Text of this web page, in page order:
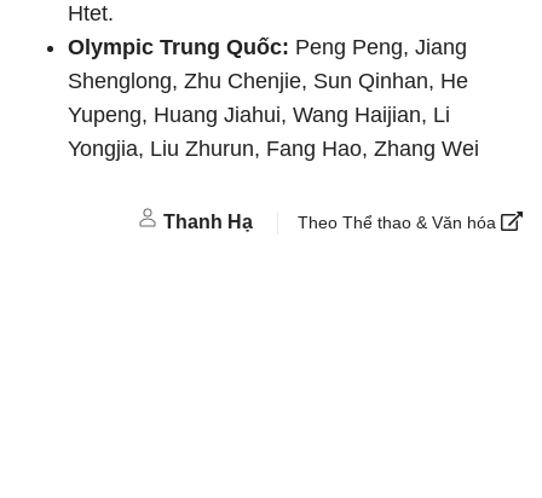
Htet.
Olympic Trung Quốc: Peng Peng, Jiang
Shenglong, Zhu Chenjie, Sun Qinhan, He
Yupeng, Huang Jiahui, Wang Haijian, Li
Yongjia, Liu Zhurun, Fang Hao, Zhang Wei
Thanh Hạ Theo Thể thao & Văn hóa